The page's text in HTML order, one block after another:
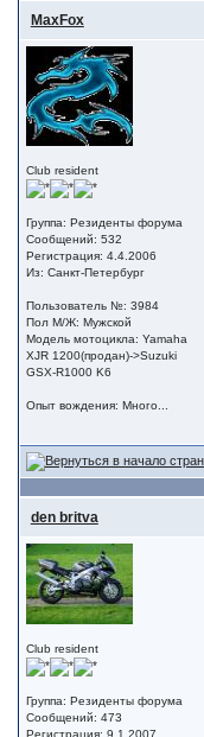
MaxFox
Club resident
Группа: Резиденты форума
Сообщений: 532
Регистрация: 4.4.2006
Из: Санкт-Петербург
Пользователь №: 3984
Пол М/Ж: Мужской
Модель мотоцикла: Yamaha
XJR 1200(продан)->Suzuki
GSX-R1000 K6
Опыт вождения: Много...
den britva
Club resident
Группа: Резиденты форума
Сообщений: 473
Регистрация: 9.1.2007